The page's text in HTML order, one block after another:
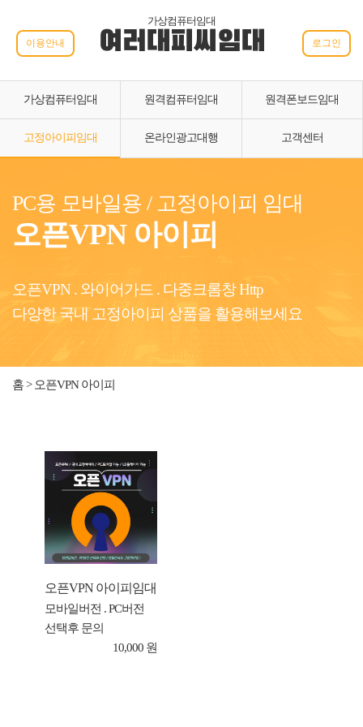
가상컴퓨터임대
여러대피씨임대
이용안내 로그인
가상컴퓨터임대 원격컴퓨터임대 원격폰보드임대
고정아이피임대 온라인광고대행 고객센터
PC용 모바일용 / 고정아이피 임대
오픈VPN 아이피
오픈VPN . 와이어가드 . 다중크롬창 Http
다양한 국내 고정아이피 상품을 활용해보세요
홈 > 오픈VPN 아이피
오픈VPN 아이피임대
모바일버전 . PC버전
선택후 문의
10,000 원